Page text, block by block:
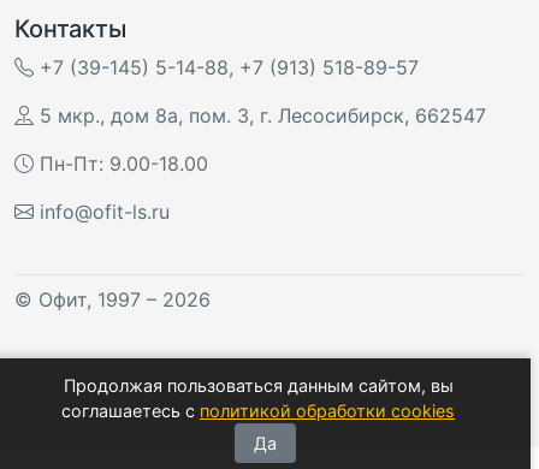
Продолжая пользоваться данным сайтом, вы
соглашаетесь с политикой обработки cookies
Да
Контакты
+7 (39-145) 5-14-88, +7 (913) 518-89-57
5 мкр., дом 8а, пом. 3, г. Лесосибирск, 662547
Пн-Пт: 9.00-18.00
info@ofit-ls.ru
© Офит, 1997 – 2026